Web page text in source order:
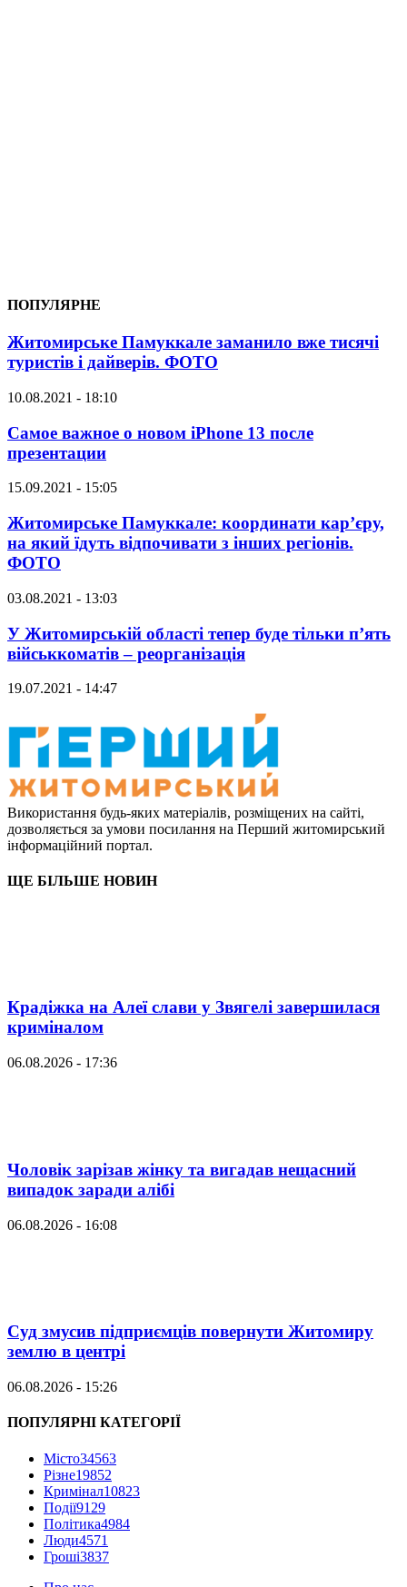
ПОПУЛЯРНЕ
Житомирське Памуккале заманило вже тисячі
туристів і дайверів. ФОТО
10.08.2021 - 18:10
Самое важное о новом iPhone 13 после
презентации
15.09.2021 - 15:05
Житомирське Памуккале: координати кар’єру,
на який їдуть відпочивати з інших регіонів.
ФОТО
03.08.2021 - 13:03
У Житомирській області тепер буде тільки п’ять
військкоматів – реорганізація
19.07.2021 - 14:47
Використання будь-яких матеріалів, розміщених на сайті,
дозволяється за умови посилання на Перший житомирський
інформаційний портал.
ЩЕ БІЛЬШЕ НОВИН
Крадіжка на Алеї слави у Звягелі завершилася
криміналом
06.08.2026 - 17:36
Чоловік зарізав жінку та вигадав нещасний
випадок заради алібі
06.08.2026 - 16:08
Суд змусив підприємців повернути Житомиру
землю в центрі
06.08.2026 - 15:26
ПОПУЛЯРНІ КАТЕГОРІЇ
Місто34563
Різне19852
Кримінал10823
Події9129
Політика4984
Люди4571
Гроші3837